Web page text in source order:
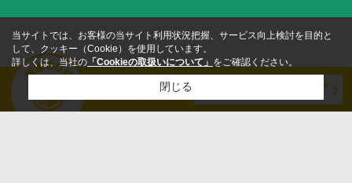
当サイトでは、お客様の当サイト利用状況把握、サービス向上検討を目的と
して、クッキー（Cookie）を使用しています。
詳しくは、当社の 「Cookieの取扱いについて」 をご確認ください。
閉じる